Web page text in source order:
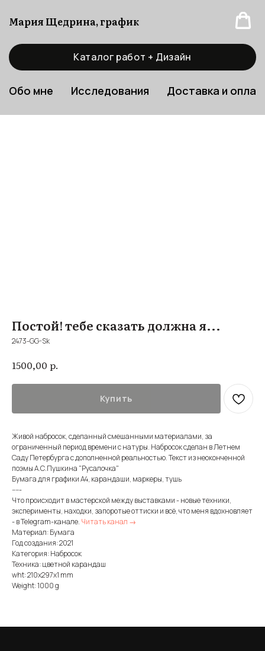
Мария Щедрина, график
Каталог работ + Дизайн
Обо мне Исследования Доставка и
Постой! тебе сказать должна я...
2473-GG-Sk
1500,00 р.
Купить
Живой набросок, сделанный смешанными материалами, за
ограниченный период времени с натуры. Набросок сделан в Летнем
Саду Петербурга с дополненной реальностью. Текст из неоконченной
поэмы А.С.Пушкина "Русалочка"
Бумага для графики А4, карандаши, маркеры, тушь
-----
Что происходит в мастерской между выставками - новые техники,
эксперименты, находки, запоротые оттиски и всё, что меня вдохновляет
- в Telegram-канале. Читать канал →
Материал: Бумага
Год создания: 2021
Категория: Набросок
Техника: цветной карандаш
wht: 210x297x1 mm
Weight: 1000 g